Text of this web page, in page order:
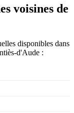
voisines de
disponibles dans
d'Aude :